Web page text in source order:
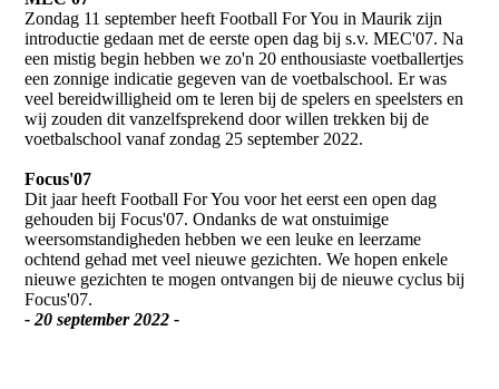
Zondag 11 september heeft Football For You in Maurik zijn
introductie gedaan met de eerste open dag bij s.v. MEC'07. Na
een mistig begin hebben we zo'n 20 enthousiaste voetballertjes
een zonnige indicatie gegeven van de voetbalschool. Er was
veel bereidwilligheid om te leren bij de spelers en speelsters en
wij zouden dit vanzelfsprekend door willen trekken bij de
voetbalschool vanaf zondag 25 september 2022.
Focus'07
Dit jaar heeft Football For You voor het eerst een open dag
gehouden bij Focus'07. Ondanks de wat onstuimige
weersomstandigheden hebben we een leuke en leerzame
ochtend gehad met veel nieuwe gezichten. We hopen enkele
nieuwe gezichten te mogen ontvangen bij de nieuwe cyclus bij
Focus'07.
- 20 september 2022 -